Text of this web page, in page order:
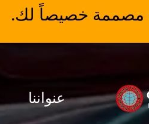
مصممة خصيصاً لك.
عنواننا